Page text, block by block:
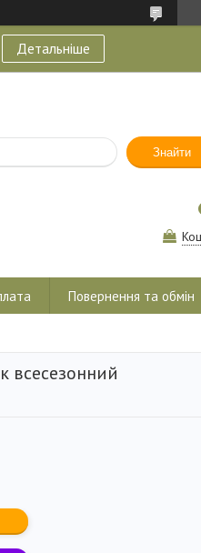
Детальніше
Знайти
Повернення та обмін